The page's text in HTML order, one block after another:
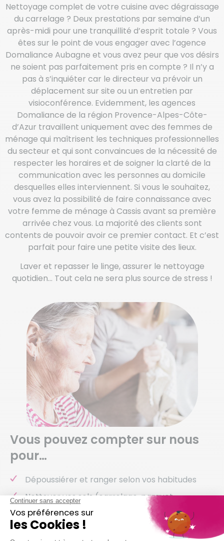
Nettoyage complet de votre cuisine avec dégraissage
du carrelage ? Deux prestations par semaine d’un
après-midi pour une tranquillité d’esprit totale ? Vous
êtes sur le point de vous engager avec l’agence
Domaliance Aubagne et vous avez peur que vos désirs
ne soient pas parfaitement pris en compte ? Il n’y a
pas à s’inquiéter car le directeur va prévoir un
déplacement sur site ou un entretien par
visioconférence. Evidemment, les agences
Domaliance de la région Provence-Alpes-Côte-
d’Azur travaillent uniquement avec des femmes de
ménage qui maîtrisent les techniques professionnelles
du secteur et qui sont convaincues de la nécessité de
respecter les horaires et de soigner la clarté de la
communication avec les personnes au domicile
desquelles elles interviennent. Si vous le souhaitez,
vous avez la possibilité de faire connaissance avec
votre femme de ménage à Cassis avant sa première
arrivée chez vous. La majorité des clients sont
contents de pouvoir avoir ce premier contact. Et c’est
parfait pour faire une petite visite des lieux.
Laver et repasser le linge, assurer le nettoyage
quotidien… Tout cela ne sera plus source de stress !
Vous pouvez compter sur nous
pour…
Dépoussiérer et ranger selon vos habitudes
Nettoyer vos sols (carrelage, parquet,
moquette, etc.)
Entretenir votre salle de bain